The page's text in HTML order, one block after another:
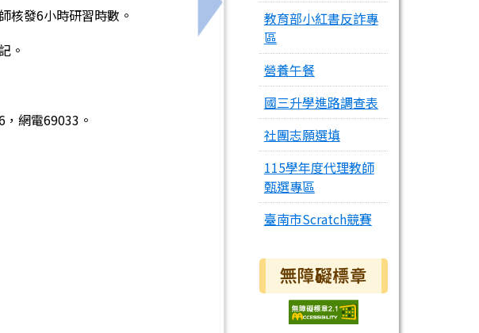
6日辦理
核發6小時研習時數。
。
網電69033。
下一筆：教育部數位素養課程上架edu磨課師
教育部小紅書反詐專
區
營養午餐
國三升學進路調查表
社團志願選填
115學年度代理教師
甄選專區
臺南市Scratch競賽
無障礙標章